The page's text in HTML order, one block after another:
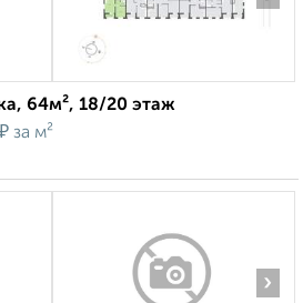
64м², 18/20 этаж
₽ за м²
›